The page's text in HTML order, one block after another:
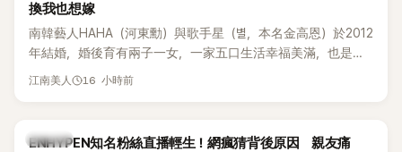
換我也想嫁
南韓藝人HAHA（河東勳）與歌手星（별，本名金高恩）於2012
年結婚，婚後育有兩子一女，一家五口生活幸福美滿，也是韓
國演藝圈公認的模範夫妻。近日，星首度公開當年決定嫁給
江南美人 16 小時前
K-POP
ENHYPEN知名粉絲直播輕生！網瘋猜背後原因 親友痛